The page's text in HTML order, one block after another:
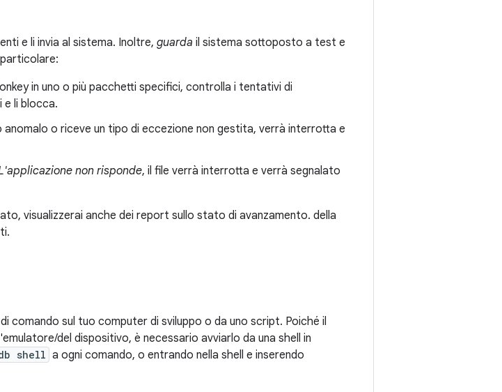
e li invia al sistema. Inoltre, guarda il sistema sottoposto a test e
in uno o più pacchetti specifici, controlla i tentativi di
e li blocca.
anomalo o riceve un tipo di eccezione non gestita, verrà interrotta e
non risponde, il file verrà interrotta e verrà segnalato
visualizzerai anche dei report sullo stato di avanzamento. della
comando sul tuo computer di sviluppo o da uno script. Poiché il
del dispositivo, è necessario avviarlo da una shell in
shell a ogni comando, o entrando nella shell e inserendo